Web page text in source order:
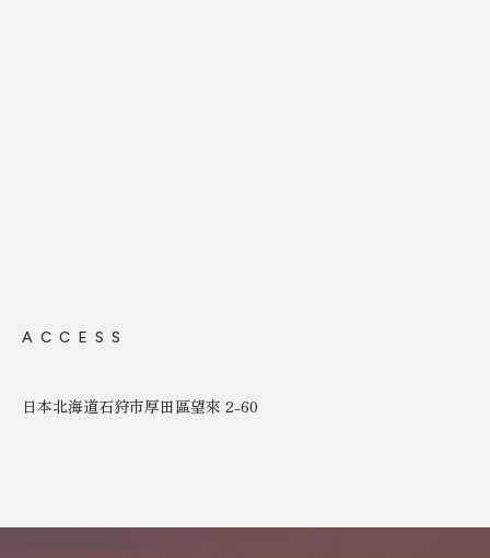
ACCESS
日本北海道石狩市厚田區望來 2-60